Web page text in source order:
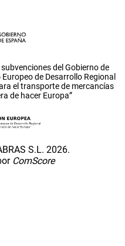
del Gobierno de
de Desarrollo Regional
el transporte de mercancías
de hacer Europa”
S.L. 2026.
ComScore